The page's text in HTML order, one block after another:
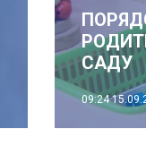
САДУ
09:24